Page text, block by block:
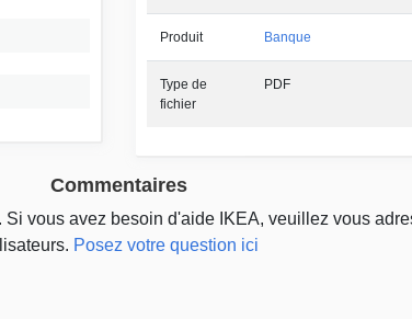
Produit Banque
Type de
fichier
PDF
Commentaires
Si vous avez besoin d'aide IKEA, veuillez vous
Posez votre question ici